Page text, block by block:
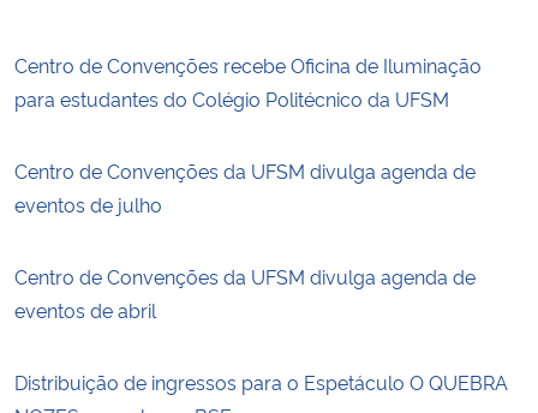
Centro de Convenções recebe Oficina de Iluminação
para estudantes do Colégio Politécnico da UFSM
Centro de Convenções da UFSM divulga agenda de
eventos de julho
Centro de Convenções da UFSM divulga agenda de
eventos de abril
Distribuição de ingressos para o Espetáculo O QUEBRA